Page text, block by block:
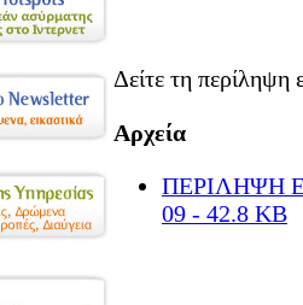
Δείτε τη περίληψη
Αρχεία
ΠΕΡΙΛΗΨΗ
09 - 42.8 KB